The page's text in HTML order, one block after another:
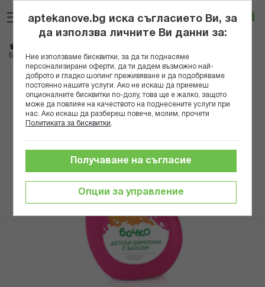
към
съдържанието
Вход
БОЧКО ДЕТСКИ ШАМПОАН И БАЛСАМ 2 В 1 С ПАНТЕНОЛ РОЗОВ 250МЛ В
Преминете
края
aptekanove.bg иска съгласието Ви, за
да използва личните Ви данни за:
Ние използваме бисквитки, за да ти поднасяме
персонализирани оферти, да ти дадем възможно най-
доброто и гладко шопинг преживяване и да подобряваме
постоянно нашите услуги. Ако не искаш да приемеш
опционалните бисквитки по-долу, това ще е жалко, защото
може да повлияе на качеството на поднесените услуги при
нас. Ако искаш да разбереш повече, молим, прочети
Политиката за бисквитки
Опции за управление
Получаване на съгласие